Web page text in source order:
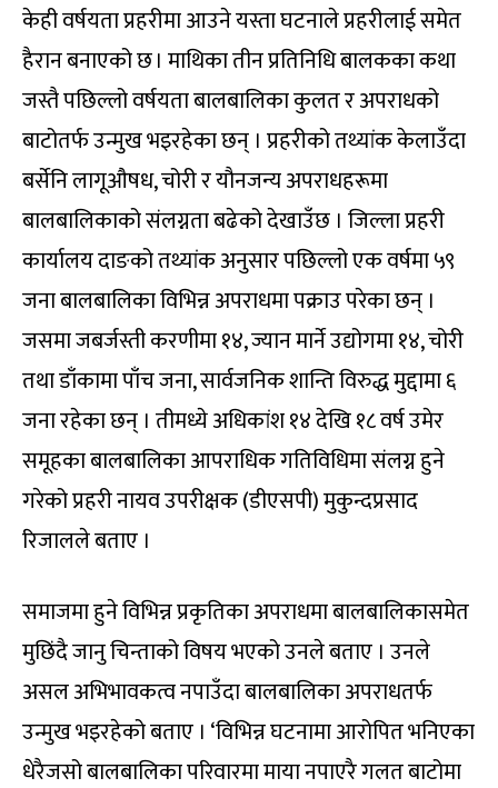
केही वर्षयता प्रहरीमा आउने यस्ता घटनाले प्रहरीलाई समेत
हैरान बनाएको छ । माथिका तीन प्रतिनिधि बालकका कथा
जस्तै पछिल्लो वर्षयता बालबालिका कुलत र अपराधको
बाटोतर्फ उन्मुख भइरहेका छन् । प्रहरीको तथ्यांक केलाउँदा
बर्सेनि लागूऔषध, चोरी र यौनजन्य अपराधहरूमा
बालबालिकाको संलग्नता बढेको देखाउँछ । जिल्ला प्रहरी
कार्यालय दाङको तथ्यांक अनुसार पछिल्लो एक वर्षमा ५९
जना बालबालिका विभिन्न अपराधमा पक्राउ परेका छन् ।
जसमा जबर्जस्ती करणीमा १४, ज्यान मार्ने उद्योगमा १४, चोरी
तथा डाँकामा पाँच जना, सार्वजनिक शान्ति विरुद्ध मुद्दामा ६
जना रहेका छन् । तीमध्ये अधिकांश १४ देखि १८ वर्ष उमेर
समूहका बालबालिका आपराधिक गतिविधिमा संलग्न हुने
गरेको प्रहरी नायव उपरीक्षक (डीएसपी) मुकुन्दप्रसाद
रिजालले बताए ।
समाजमा हुने विभिन्न प्रकृतिका अपराधमा बालबालिकासमेत
मुछिंदै जानु चिन्ताको विषय भएको उनले बताए । उनले
असल अभिभावकत्व नपाउँदा बालबालिका अपराधतर्फ
उन्मुख भइरहेको बताए । ‘विभिन्न घटनामा आरोपित भनिएका
धेरैजसो बालबालिका परिवारमा माया नपाएरै गलत बाटोमा